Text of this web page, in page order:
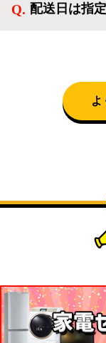
神奈川・千葉)
配送日は指
話にて日時決
よ